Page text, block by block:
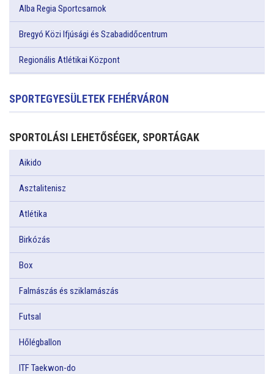
Alba Regia Sportcsarnok
Bregyó Közi Ifjúsági és Szabadidőcentrum
Regionális Atlétikai Központ
SPORTEGYESÜLETEK FEHÉRVÁRON
SPORTOLÁSI LEHETŐSÉGEK, SPORTÁGAK
Aikido
Asztalitenisz
Atlétika
Birkózás
Box
Falmászás és sziklamászás
Futsal
Hőlégballon
ITF Taekwon-do